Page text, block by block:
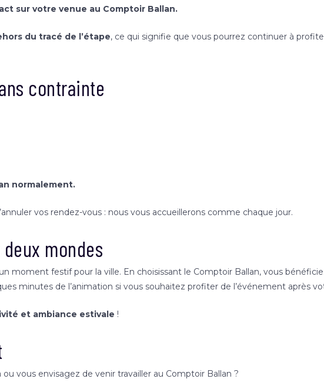
sur votre venue au Comptoir Ballan.
du tracé de l’étape, ce qui signifie que vous pourrez continuer à
contrainte
normalement.
vos rendez-vous : nous vous accueillerons comme chaque jour.
mondes
moment festif pour la ville. En choisissant le Comptoir Ballan, vous
minutes de l’animation si vous souhaitez profiter de l’événement après
et ambiance estivale !
vous envisagez de venir travailler au Comptoir Ballan ?